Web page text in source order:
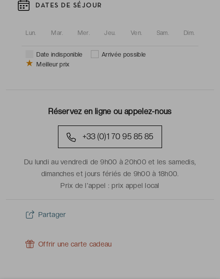
DATES DE SÉJOUR
Lun. Mar. Mer. Jeu. Ven. Sam. Dim.
Date indisponible
Arrivée possible
Meilleur prix
Réservez en ligne ou appelez-nous
+33 (0)1 70 95 85 85
Du lundi au vendredi de 9h00 à 20h00 et les samedis,
dimanches et jours fériés de 9h00 à 18h00.
Prix de l'appel :prix appel local
Partager
Offrir une carte cadeau